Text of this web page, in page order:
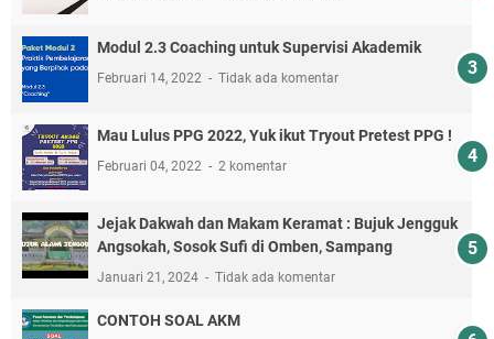
Modul 2.3 Coaching untuk Supervisi Akademik
Februari 14, 2022 Tidak ada komentar
Mau Lulus PPG 2022, Yuk ikut Tryout Pretest PPG !
Februari 04, 2022 2 komentar
Jejak Dakwah dan Makam Keramat : Bujuk Jengguk
Angsokah, Sosok Sufi di Omben, Sampang
Januari 21, 2024 Tidak ada komentar
CONTOH SOAL AKM